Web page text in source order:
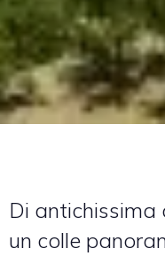
Di antichissima
un colle